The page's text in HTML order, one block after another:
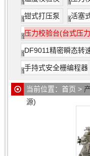
钳式打压泵 活塞
压力校验台(台式压
DF9011精密瞬态转
手持式安全栅编程器
当前位置： 首页 >
源)